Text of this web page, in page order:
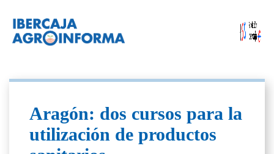
Aragón: dos cursos para la
utilización de productos